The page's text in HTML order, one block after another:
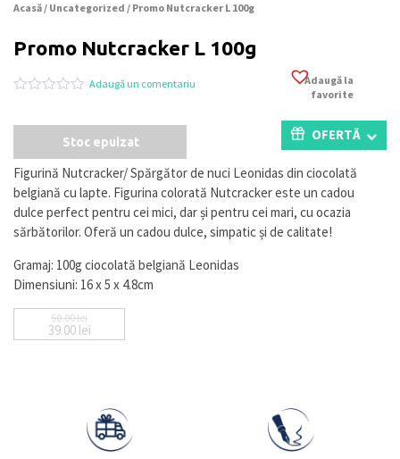
Acasă/ Uncategorized / Promo Nutcracker L 100g
Promo Nutcracker L 100g
0
5
pe
baza
a
evaluări
la
Adaugă un comentariu
Adaugă la
favorite
Stoc epuizat OFERTĂ
Figurină Nutcracker/ Spărgător de nuci Leonidas din ciocolată
belgiană cu lapte. Figurina colorată Nutcracker este un cadou
dulce perfect pentru cei mici, dar și pentru cei mari, cu ocazia
sărbătorilor. Oferă un cadou dulce, simpatic și de calitate!
Gramaj: 100g ciocolată belgiană Leonidas
Dimensiuni: 16 x 5 x 4.8cm
50.00lei
Prețul inițial a fost: 50.00 lei.
39.00 lei
Prețul curent este: 39.00 lei.